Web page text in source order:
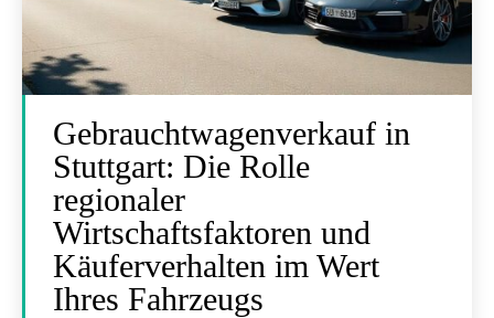
Gebrauchtwagenverkauf in
Stuttgart: Die Rolle
regionaler
Wirtschaftsfaktoren und
Käuferverhalten im Wert
Ihres Fahrzeugs